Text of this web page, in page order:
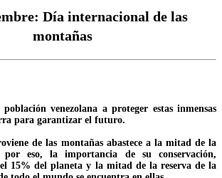
Día internacional de las
montañas
venezolana a proteger estas inmensas
para garantizar el futuro.
de las montañas abastece a la mitad de la
eso, la importancia de su conservación,
15% del planeta y la mitad de la reserva de la